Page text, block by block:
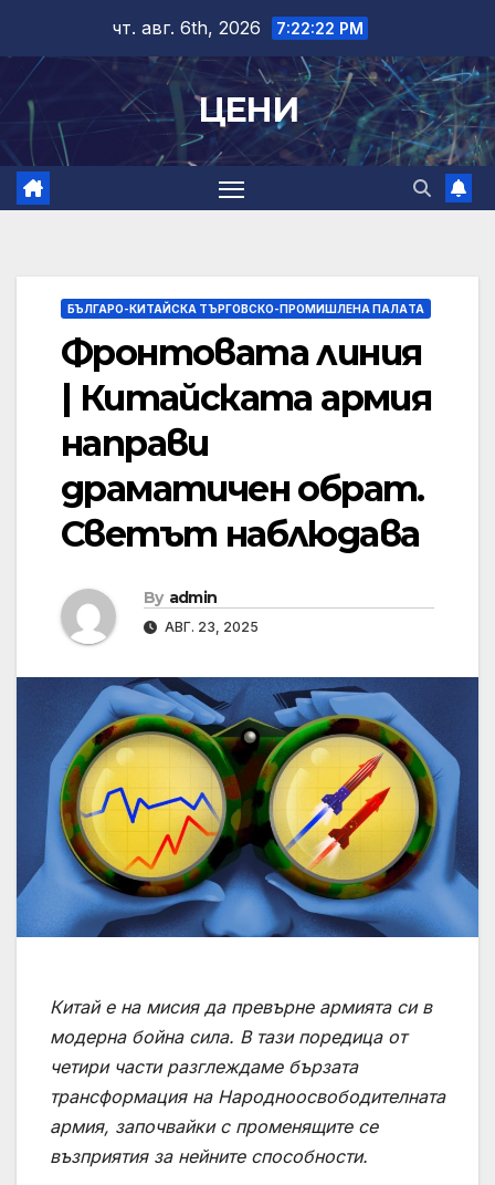
content
чт. авг. 6th, 2026 7:22:23 PM
ЦЕНИ
БЪЛГАРО-КИТАЙСКА ТЪРГОВСКО-ПРОМИШЛЕНА ПАЛAТА
Фронтовата линия
| Китайската армия
направи
драматичен обрат.
Светът наблюдава
By admin
АВГ. 23, 2025
Китай е на мисия да превърне армията си в
модерна бойна сила. В тази поредица от
четири части разглеждаме бързата
трансформация на Народноосвободителната
армия, започвайки с променящите се
възприятия за нейните способности.